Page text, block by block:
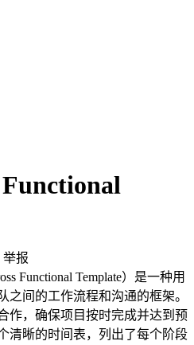
举报
Functional Template）是一种用
之间的工作流程和沟通的框架。
作，确保项目按时完成并达到预
清晰的时间表，列出了每个阶段